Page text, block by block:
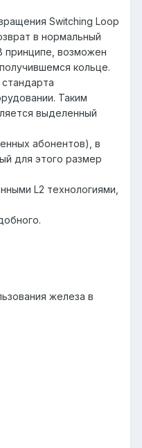
Switching Loop
в нормальный
принципе, возможен
кольце.
Таким
выделенный
абонентов), в
для этого размер
L2 технологиями,
железа в